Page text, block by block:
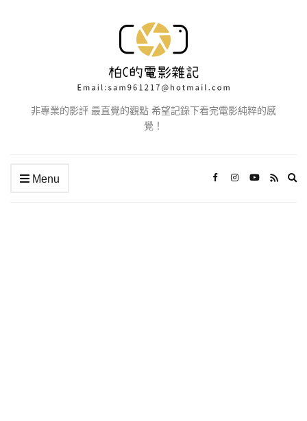
非專業的影評 最直覺的觀點 希望記錄下看完電影純粹的感
覺！
Menu